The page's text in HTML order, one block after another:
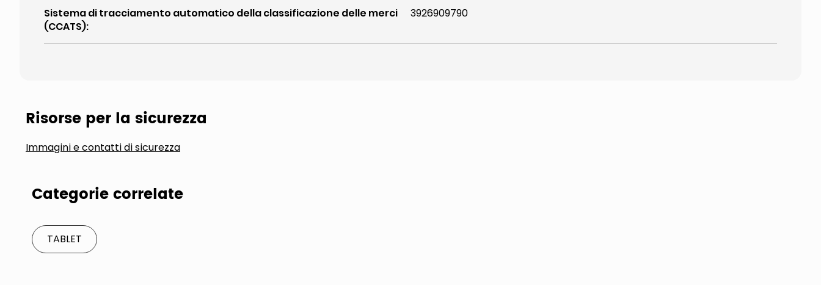
Sistema di tracciamento automatico della classificazione delle merci
(CCATS):
3926909790
Risorse per la sicurezza
Immagini e contatti di sicurezza
Categorie correlate
TABLET